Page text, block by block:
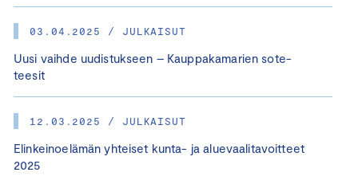
03.04.2025 / JULKAISUT
Uusi vaihde uudistukseen – Kauppakamarien sote-
teesit
12.03.2025 / JULKAISUT
Elinkeinoelämän yhteiset kunta- ja aluevaalitavoitteet
2025